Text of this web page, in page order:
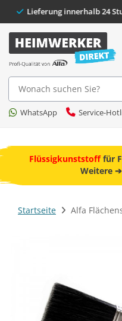
Lieferung
Suche
WhatsApp Service-
Flüssigkunststofffür
Weitere ➔
Startseite Alfa